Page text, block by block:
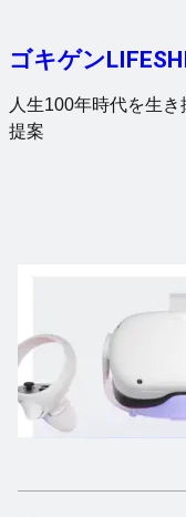
を
ス
キ
ゴキゲン
人生100年時代を生
提案